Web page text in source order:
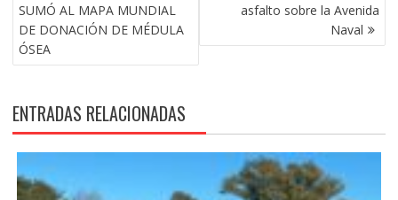
SUMÓ AL MAPA MUNDIAL
DE DONACIÓN DE MÉDULA
ÓSEA
asfalto sobre la Avenida
Naval
ENTRADAS RELACIONADAS